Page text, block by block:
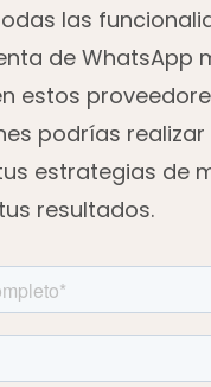
las
de WhatsApp
estos
podrías
estrategias de
resultados.